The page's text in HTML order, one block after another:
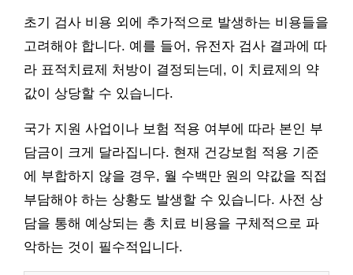
초기 검사 비용 외에 추가적으로 발생하는 비용들을
고려해야 합니다. 예를 들어, 유전자 검사 결과에 따
라 표적치료제 처방이 결정되는데, 이 치료제의 약
값이 상당할 수 있습니다.
국가 지원 사업이나 보험 적용 여부에 따라 본인 부
담금이 크게 달라집니다. 현재 건강보험 적용 기준
에 부합하지 않을 경우, 월 수백만 원의 약값을 직접
부담해야 하는 상황도 발생할 수 있습니다. 사전 상
담을 통해 예상되는 총 치료 비용을 구체적으로 파
악하는 것이 필수적입니다.